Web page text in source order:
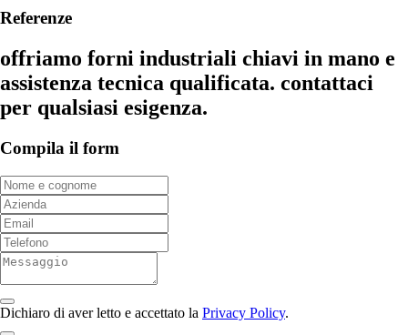
Referenze
offriamo forni industriali chiavi in mano e
assistenza tecnica qualificata. contattaci
per qualsiasi esigenza.
Compila il form
Dichiaro di aver letto e accettato la Privacy Policy.